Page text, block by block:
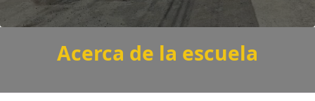
Acerca de la escuela